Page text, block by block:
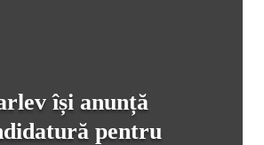
își anunță
pentru